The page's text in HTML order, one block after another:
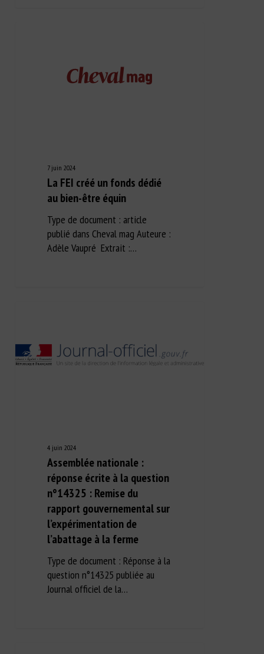
7 juin 2024
La FEI créé un fonds dédié
au bien-être équin
Type de document : article
publié dans Cheval mag Auteure :
Adèle Vaupré Extrait :…
4 juin 2024
Assemblée nationale :
réponse écrite à la question
n°14325 : Remise du
rapport gouvernemental sur
l’expérimentation de
l’abattage à la ferme
Type de document : Réponse à la
question n°14325 publiée au
Journal officiel de la…